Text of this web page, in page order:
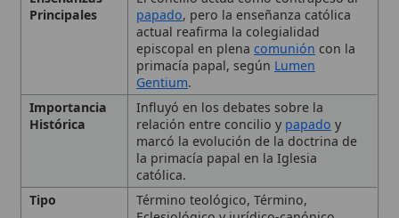
Importancia Influyó en los debates sobre la
relación entre concilio ypapadoy
marcó la evolución de la doctrina de
la primacía papal en la Iglesia
católica.
Tipo Término teológico, Término,
Eclesiológico y jurídico-canónico
Definición y rasgos
característicos